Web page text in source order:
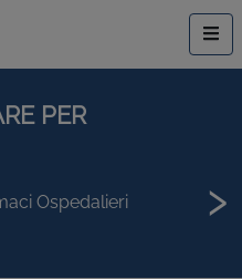
PER
Ospedalieri ›